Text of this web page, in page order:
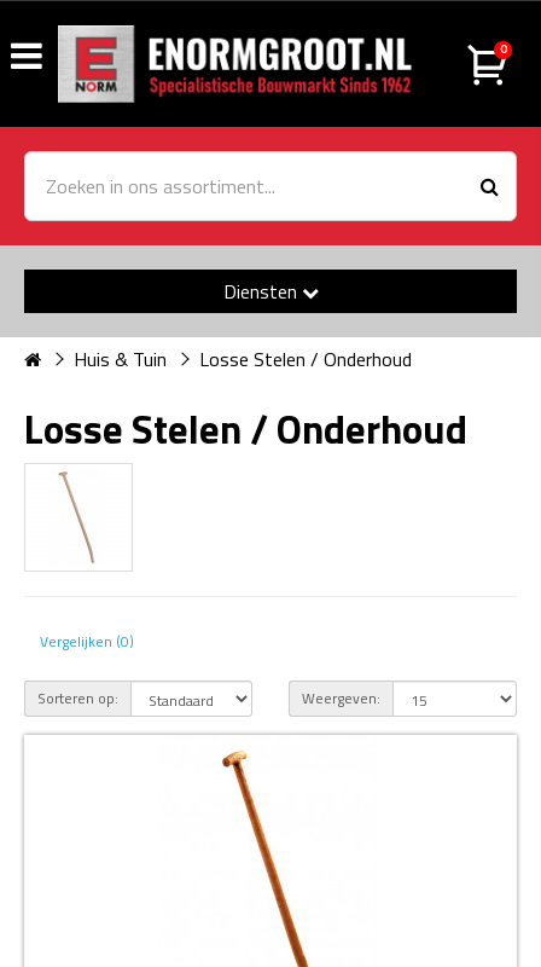
0
Diensten
Huis & Tuin Losse Stelen / Onderhoud
Losse Stelen / Onderhoud
Vergelijken (0)
Sorteren op: Weergeven: